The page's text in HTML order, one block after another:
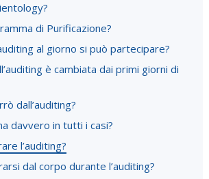
di Purificazione?
al giorno si può partecipare?
è cambiata dai primi giorni di
dall’auditing?
davvero in tutti i casi?
l’auditing?
dal corpo durante l’auditing?